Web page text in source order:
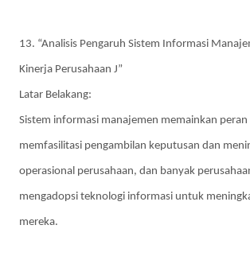
13. “Analisis Pengaruh Sistem Informasi
Kinerja Perusahaan J”
Latar Belakang:
Sistem informasi manajemen memainkan
memfasilitasi pengambilan keputusan dan
operasional perusahaan, dan banyak
mengadopsi teknologi informasi untuk
mereka.